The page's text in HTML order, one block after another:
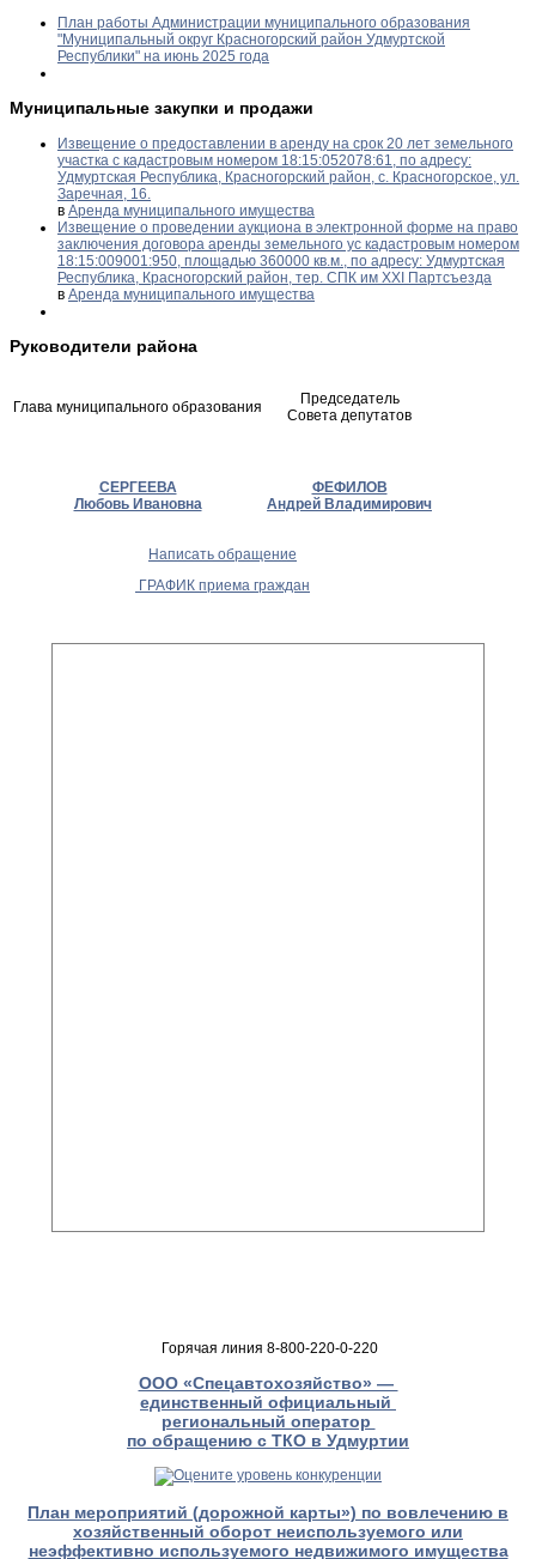
План работы Администрации муниципального образования
"Муниципальный округ Красногорский район Удмуртской
Республики" на июнь 2025 года
Муниципальные закупки и продажи
Извещение о предоставлении в аренду на срок 20 лет земельного
участка с кадастровым номером 18:15:052078:61, по адресу:
Удмуртская Республика, Красногорский район, с. Красногорское, ул.
Заречная, 16.
в Аренда муниципального имущества
Извещение о проведении аукциона в электронной форме на право
заключения договора аренды земельного ус кадастровым номером
18:15:009001:950, площадью 360000 кв.м., по адресу: Удмуртская
Республика, Красногорский район, тер. СПК им XXI Партсъезда
в Аренда муниципального имущества
Руководители района
Глава муниципального образования
Председатель
Совета депутатов
СЕРГЕЕВА
Любовь Ивановна
ФЕФИЛОВ
Андрей Владимирович
Написать обращение
ГРАФИК приема граждан
Горячая линия 8-800-220-0-220
ООО «Спецавтохозяйство» —
единственный официальный
региональный оператор
по обращению с ТКО в Удмуртии
План мероприятий (дорожной карты») по вовлечению в
хозяйственный оборот неиспользуемого или
неэффективно используемого недвижимого имущества